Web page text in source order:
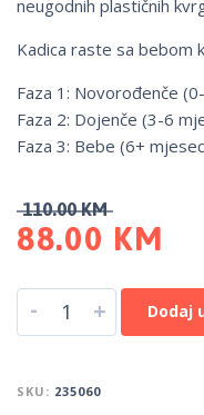
neugodnih plastičnih
Kadica raste sa bebom
Faza 1: Novorođenče
Faza 2: Dojenče (3-6
Faza 3: Bebe (6+
110.00KM
88.00 KM
- + Dodaj
SKU: 235060